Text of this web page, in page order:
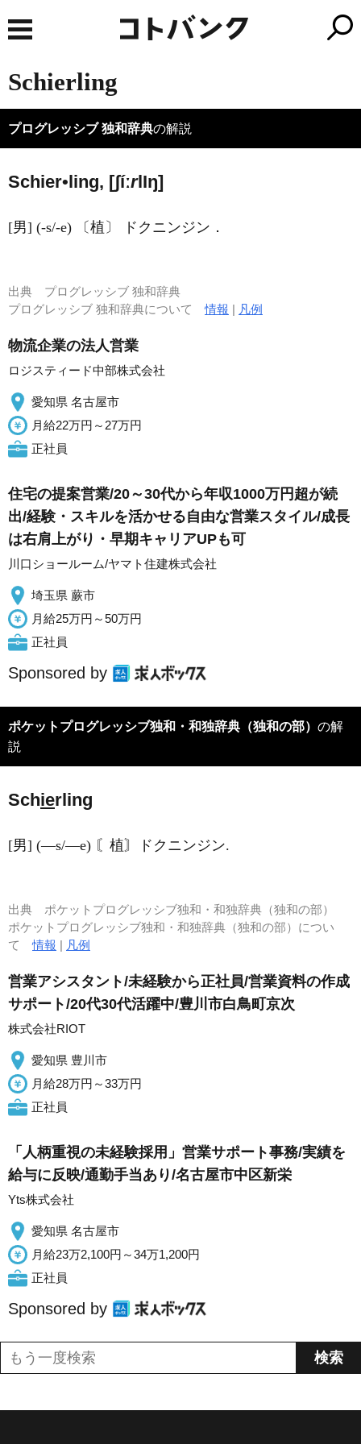
Schierling
プログレッシブ 独和辞典の解説
Schier•ling, [ʃíːrlIŋ]
[男] (-s/-e) 〔植〕 ドクニンジン．
出典 プログレッシブ 独和辞典
プログレッシブ 独和辞典について情報 | 凡例
物流企業の法人営業
ロジスティード中部株式会社
愛知県 名古屋市
月給22万円～27万円
正社員
住宅の提案営業/20～30代から年収1000万円超が続
出/経験・スキルを活かせる自由な営業スタイル/成長
は右肩上がり・早期キャリアUPも可
川口ショールーム/ヤマト住建株式会社
埼玉県 蕨市
月給25万円～50万円
正社員
Sponsored by
ポケットプログレッシブ独和・和独辞典（独和の部） の解
説
Schierling
[男] (―s/―e) 〘植〙ドクニンジン.
出典 ポケットプログレッシブ独和・和独辞典（独和の部）
ポケットプログレッシブ独和・和独辞典（独和の部）につい
て情報 | 凡例
営業アシスタント/未経験から正社員/営業資料の作成
サポート/20代30代活躍中/豊川市白鳥町京次
株式会社RIOT
愛知県 豊川市
月給28万円～33万円
正社員
「人柄重視の未経験採用」営業サポート事務/実績を
給与に反映/通勤手当あり/名古屋市中区新栄
Yts株式会社
愛知県 名古屋市
月給23万2,100円～34万1,200円
正社員
Sponsored by